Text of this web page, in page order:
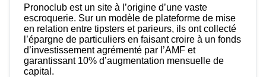
Pronoclub est un site à l’origine d’une vaste
escroquerie. Sur un modèle de plateforme de mise
en relation entre tipsters et parieurs, ils ont collecté
l’épargne de particuliers en faisant croire à un fonds
d’investissement agrémenté par l’AMF et
garantissant 10% d’augmentation mensuelle de
capital.